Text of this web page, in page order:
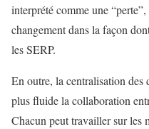
interprété comme une
changement dans la façon
les SERP.
En outre, la centralisation des
plus fluide la collaboration
Chacun peut travailler sur les